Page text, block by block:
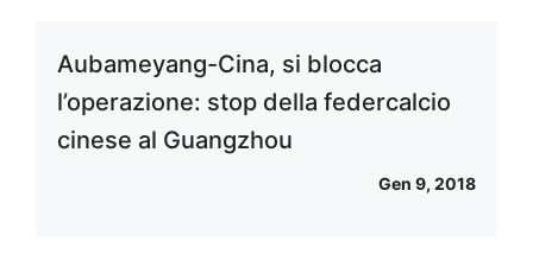
Aubameyang-Cina, si blocca
l’operazione: stop della federcalcio
cinese al Guangzhou
Gen 9, 2018